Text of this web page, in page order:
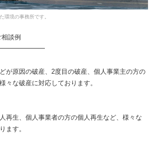
環境の事務所です。
談例
が原因の破産、2度目の破産、個人事業主の方の
々な破産に対応しております。
再生、個人事業者の方の個人再生など、様々な
ます。